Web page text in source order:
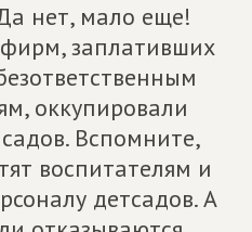
нет, мало еще!
заплативших
оккупировали
Вспомните,
воспитателям и
детсадов. А